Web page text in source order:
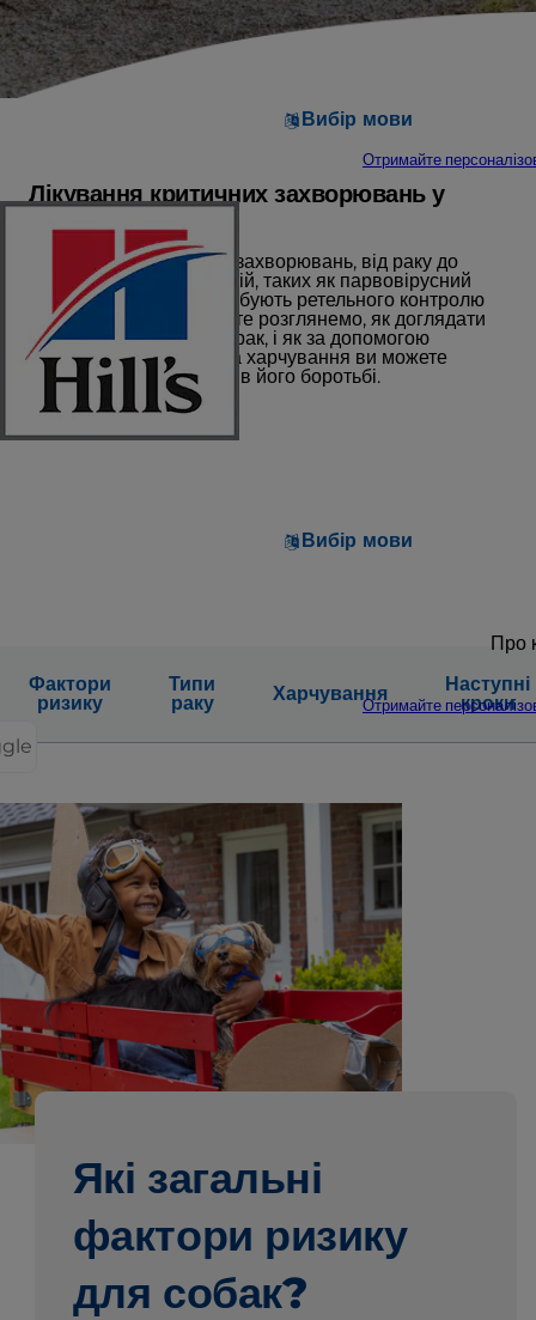
Вибір мови
Отримайте
Вибір мови
Про
Отримайте
Лікування критичних захворювань у
Існує багато критичних захворювань, від раку до
важких вірусних інфекцій, таких як парвовірусний
ентерит. Всі вони потребують ретельного контролю
за харчуванням. Давайте розглянемо, як доглядати
за собакою, хворою на рак, і як за допомогою
правильного догляду та харчування ви можете
підтримати свого друга в його боротьбі.
Фактори
ризику
Типи
раку
Харчування
Наступні
кроки
Які загальні
фактори ризику
для собак?